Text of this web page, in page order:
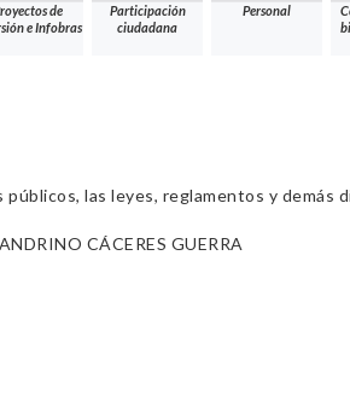
de
e Infobras
Participación
ciudadana
Personal
las leyes, reglamentos y demás
CÁCERES GUERRA